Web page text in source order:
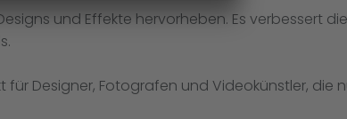
und Effekte hervorheben. Es verbessert
Designer, Fotografen und Videokünstler, die